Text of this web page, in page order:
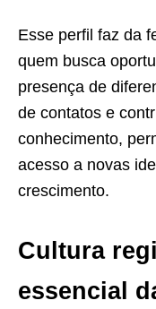
Esse perfil faz da
quem busca
presença de
de contatos e
conhecimento,
acesso a novas
crescimento.
Cultura
essencial